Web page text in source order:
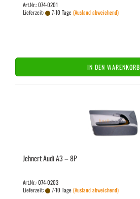
Art.Nr.: 074-0201
Lieferzeit:
7-10 Tage(Ausland abweichend)
IN DEN WARENKORB
Jeh­nert Audi A3 – 8P
Art.Nr.: 074-0203
Lieferzeit:
7-10 Tage(Ausland abweichend)